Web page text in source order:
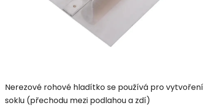
Nerezové rohové hladítko se používá pro vytvoření
soklu (přechodu mezi podlahou a zdí)